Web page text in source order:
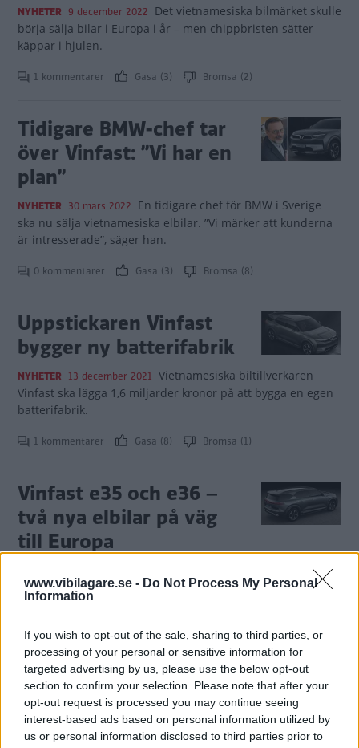
www.vibilagare.se - Do Not Process My Personal
Information
If you wish to opt-out of the sale, sharing to third parties, or
processing of your personal or sensitive information for
targeted advertising by us, please use the below opt-out
section to confirm your selection. Please note that after your
opt-out request is processed you may continue seeing
interest-based ads based on personal information utilized by
us or personal information disclosed to third parties prior to
NYHETER 9 december 2022 Det vietnamesiska bilmärket skulle
börja sälja bilar i Europa i år – men chippbristen sätter
käppar i hjulen.
1 kommentarer Gasa (3) Bromsa (2)
Tidigare BMW-chef tar
över Vinfast: ”Vi har en
plan”
NYHETER 30 mars 2022 En tidigare chef för BMW i Sverige
ska nu sälja vietnamesiska elbilar. ”Vi märker att kunderna
är intresserade”, säger han.
0 kommentarer Gasa (3) Bromsa (8)
Uppstickaren Vinfast
bygger ny batterifabrik
NYHETER 13 december 2021 Vietnamesiska biltillverkaren
Vinfast ska lägga 1,6 miljarder kronor på att bygga en egen
batterifabrik.
1 kommentarer Gasa (8) Bromsa (1)
Vinfast e35 och e36 –
två nya elbilar på väg
till Europa
Den vietnamesiska biltillverkaren
Vinfast siktar på Europa med två nya elsuvar. Toppmodellen
klarar över 60 mil på en laddning.
8 kommentarer Gasa (6) Bromsa (8)
Vinfast VF32 och VF33 –
här är nya elsuvarna
som intar Europa